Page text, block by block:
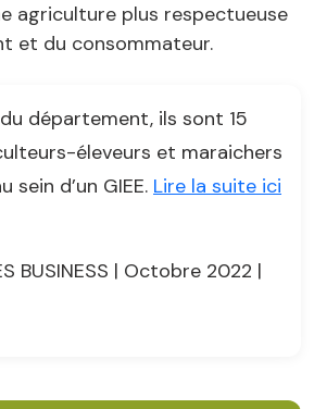
agriculture plus respectueuse
et du consommateur.
département, ils sont 15
éleveurs et maraichers
sein d’un GIEE. Lire la suite ici
BUSINESS | Octobre 2022 |